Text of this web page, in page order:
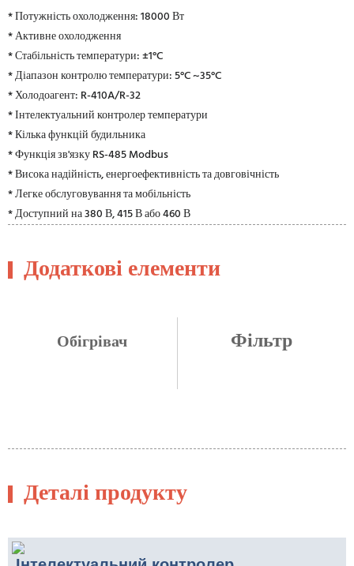
* Потужність охолодження: 18000 Вт
* Активне охолодження
* Стабільність температури: ±1°C
* Діапазон контролю температури: 5°C ~35°C
* Холодоагент: R-410A/R-32
* Інтелектуальний контролер температури
* Кілька функцій будильника
* Функція зв'язку RS-485 Modbus
* Висока надійність, енергоефективність та довговічність
* Легке обслуговування та мобільність
* Доступний на 380 В, 415 В або 460 В
Додаткові елементи
Обігрівач Фільтр
Деталі продукту